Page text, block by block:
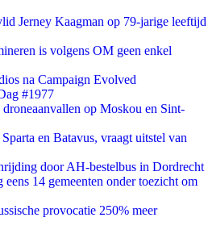
Jerney Kaagman op 79-jarige leeftijd
is volgens OM geen enkel
na Campaign Evolved
#1977
op Moskou en Sint-
en Batavus, vraagt uitstel van
door AH-bestelbus in Dordrecht
14 gemeenten onder toezicht om
provocatie 250% meer